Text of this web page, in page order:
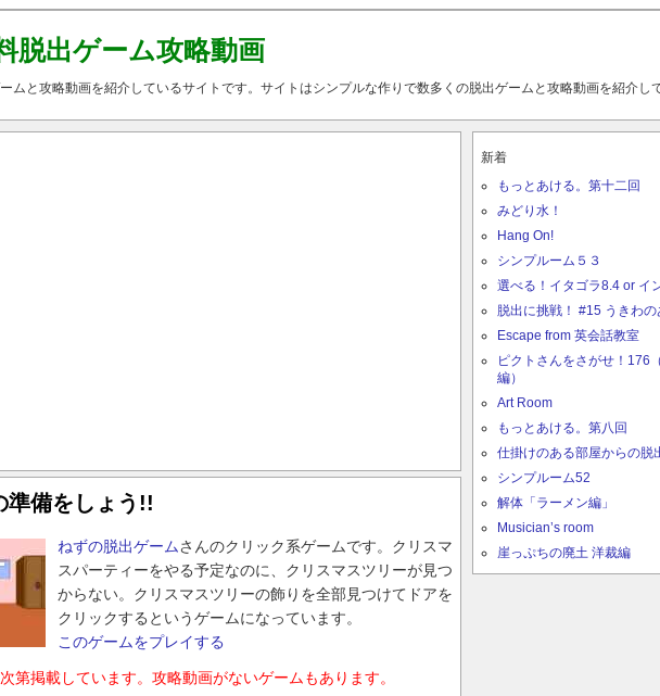
脱出ゲーム攻略動画
ムと攻略動画を紹介しているサイトです。サイトはシンプルな作りで数多くの脱出ゲームと攻略動画を紹介し
準備をしょう!!
ねずの脱出ゲームさんのクリック系ゲームです。クリスマ
スパーティーをやる予定なのに、クリスマスツリーが見つ
からない。クリスマスツリーの飾りを全部見つけてドアを
クリックするというゲームになっています。
このゲームをプレイする
第掲載しています。攻略動画がないゲームもあります。
新着
もっとあける。第十二回
みどり水！
Hang On!
シンプルーム５３
選べる！イタゴラ8.4 or イ
脱出に挑戦！ #15 うきわの
Escape from 英会話教室
ピクトさんをさがせ！176
編）
Art Room
もっとあける。第八回
仕掛けのある部屋からの脱
シンプルーム52
解体「ラーメン編」
Musician’s room
崖っぷちの廃土 洋裁編